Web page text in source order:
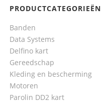
PRODUCTCATEGORIEËN
Banden
Data Systems
Delfino kart
Gereedschap
Kleding en bescherming
Motoren
Parolin DD2 kart